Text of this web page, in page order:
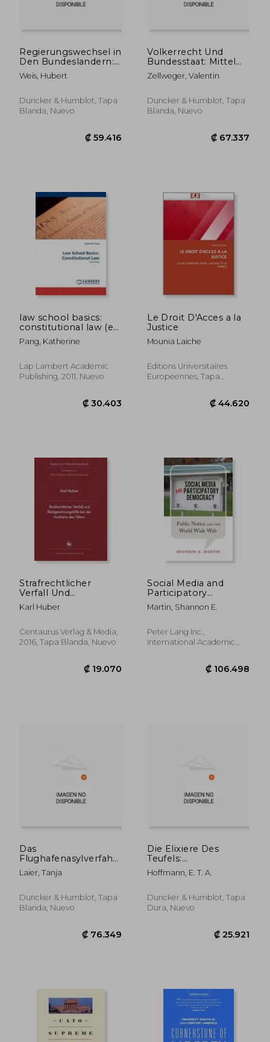
₡ 57.147
Regierungswechsel in
Den Bundeslandern:
Verfassungspraxis
Und Geltendes Recht
Weis, Hubert
Duncker & Humblot, Tapa
Blanda, Nuevo
Volkerrecht Und
Bundesstaat: Mittel
Des Volkerrechts Zur
Vereinbarung Von
Bundesstaatsrecht
(en Alemán)
Zellweger, Valentin
Duncker & Humblot, Tapa
Blanda, Nuevo
law school basics:
constitutional law (en
Inglés)
Pang, Katherine
Lap Lambert Academic
Publishing, 2011, Nuevo
Le Droit D'Acces a la
Justice
Mounia Laiche
Editions Universitaires
Europeennes, Tapa
Strafrechtlicher
Verfall Und
Rückgewinnungshilfe
Bei Der Insolvenz
Zum
Wirtschaftsstrafrecht)
Karl Huber
Centaurus Verlag & Media,
2016, Tapa Blanda, Nuevo
Social Media and
Participatory
Democracy: Public
Notice and the World
Martin, Shannon E.
Peter Lang Inc.,
International Academic
Das
Flughafenasylverfahren
Nach 18a Asylvfg in
Rechtsvergleichender
Alemán)
Laier, Tanja
Duncker & Humblot, Tapa
Blanda, Nuevo
Die Elixiere Des
Teufels:
Nachgelassene
Papiere Des Bruders
Capuziners.
Herausgegeben Von
Hoffmann, E. T. A.
Duncker & Humblot, Tapa
Dura, Nuevo